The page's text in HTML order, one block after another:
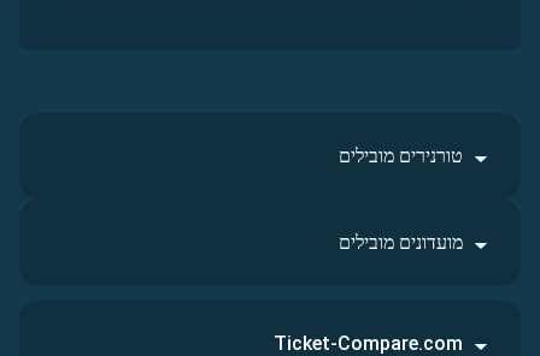
טורנירים מובילים
מועדונים מובילים
Ticket-Compare.com